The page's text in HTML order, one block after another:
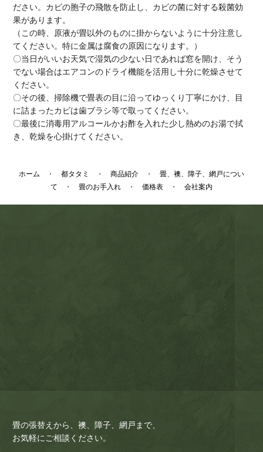
ださい。カビの胞子の飛散を防止し、カビの菌に対する殺菌効
果があります。
（この時、原液が畳以外のものに掛からないように十分注意し
てください。特に金属は腐食の原因になります。）
〇当日がいいお天気で湿気の少ない日であれば窓を開け、そう
でない場合はエアコンのドライ機能を活用し十分に乾燥させて
ください。
〇その後、掃除機で畳表の目に沿ってゆっくり丁寧にかけ、目
に詰まったカビは歯ブラシ等で取ってください。
〇最後に消毒用アルコールかお酢を入れた少し熱めのお湯で拭
き、乾燥を心掛けてください。
ホーム ・ 都タタミ ・ 商品紹介 ・ 畳、襖、障子、網戸につい
て ・ 畳のお手入れ ・ 価格表 ・ 会社案内
畳の張替えから、襖、障子、網戸まで、
お気軽にご相談ください。